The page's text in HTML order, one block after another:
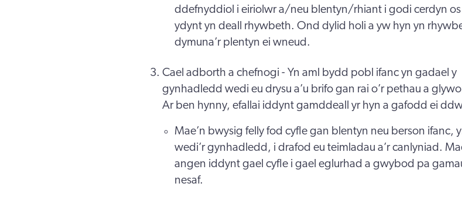
ddefnyddiol i eiriolwr a/neu blentyn/rhiant i godi cerdyn os
ydynt yn deall rhywbeth. Ond dylid holi a yw hyn yn
dymuna’r plentyn ei wneud.
Cael adborth a chefnogi - Yn aml bydd pobl ifanc yn gadael y
gynhadledd wedi eu drysu a’u brifo gan rai o’r pethau a
Ar ben hynny, efallai iddynt gamddeall yr hyn a gafodd ei
Mae’n bwysig felly fod cyfle gan blentyn neu berson ifanc,
wedi’r gynhadledd, i drafod eu teimladau a’r canlyniad.
angen iddynt gael cyfle i gael eglurhad a gwybod pa
nesaf.